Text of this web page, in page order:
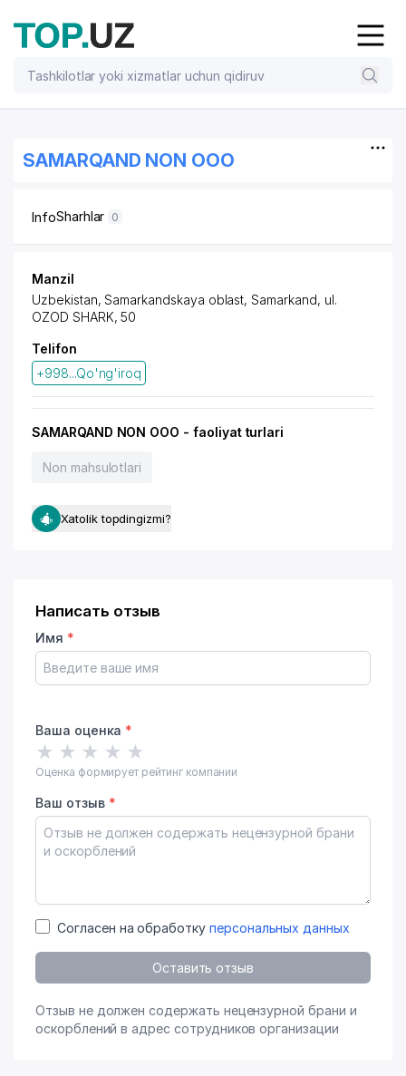
SAMARQAND NON OOO
InfoSharhlar 0
Manzil
Uzbekistan, Samarkandskaya oblast, Samarkand, ul.
OZOD SHARK, 50
Telifon
+998...Qo'ng'iroq
SAMARQAND NON OOO - faoliyat turlari
Non mahsulotlari
Xatolik topdingizmi?
Написать отзыв
Имя *
Ваша оценка *
★ ★ ★ ★ ★
Оценка формирует рейтинг компании
Ваш отзыв *
Согласен на обработку персональных данных
Оставить отзыв
Отзыв не должен содержать нецензурной брани и
оскорблений в адрес сотрудников организации